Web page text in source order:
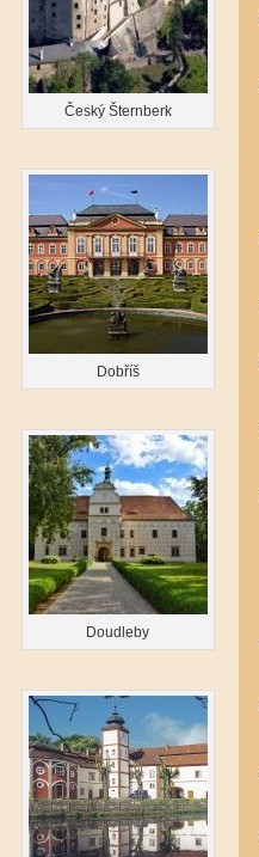
Český Šternberk
Dobříš
Doudleby